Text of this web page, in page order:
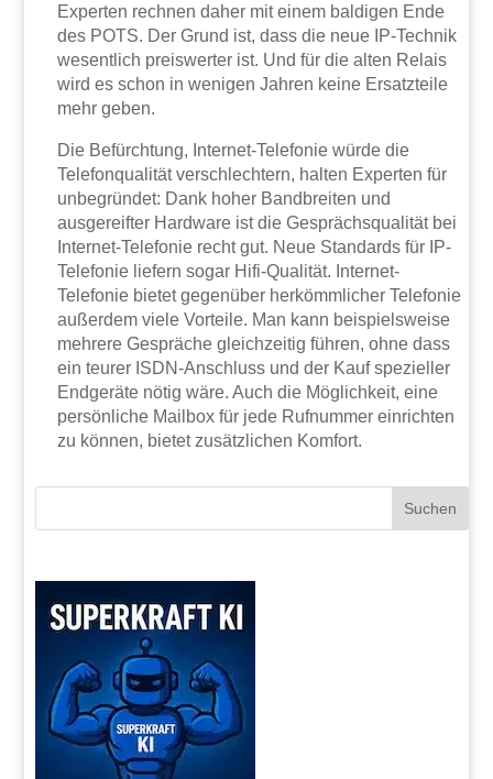
Experten rechnen daher mit einem baldigen Ende
des POTS. Der Grund ist, dass die neue IP-Technik
wesentlich preiswerter ist. Und für die alten Relais
wird es schon in wenigen Jahren keine Ersatzteile
mehr geben.
Die Befürchtung, Internet-Telefonie würde die
Telefonqualität verschlechtern, halten Experten für
unbegründet: Dank hoher Bandbreiten und
ausgereifter Hardware ist die Gesprächsqualität bei
Internet-Telefonie recht gut. Neue Standards für IP-
Telefonie liefern sogar Hifi-Qualität. Internet-
Telefonie bietet gegenüber herkömmlicher Telefonie
außerdem viele Vorteile. Man kann beispielsweise
mehrere Gespräche gleichzeitig führen, ohne dass
ein teurer ISDN-Anschluss und der Kauf spezieller
Endgeräte nötig wäre. Auch die Möglichkeit, eine
persönliche Mailbox für jede Rufnummer einrichten
zu können, bietet zusätzlichen Komfort.